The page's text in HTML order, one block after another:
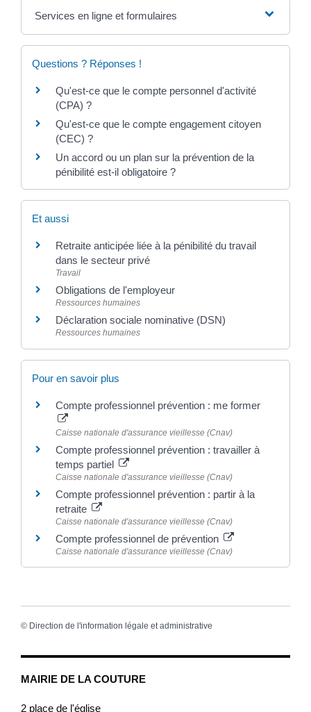
MAIRIE DE LA COUTURE
2 place de l'église
Services en ligne et formulaires
Questions ? Réponses !
Qu'est-ce que le compte personnel d'activité
(CPA) ?
Qu'est-ce que le compte engagement citoyen
(CEC) ?
Un accord ou un plan sur la prévention de la
pénibilité est-il obligatoire ?
Et aussi
Retraite anticipée liée à la pénibilité du travail
dans le secteur privé
Travail
Obligations de l'employeur
Ressources humaines
Déclaration sociale nominative (DSN)
Ressources humaines
Pour en savoir plus
Compte professionnel prévention : me former
Caisse nationale d'assurance vieillesse (Cnav)
Compte professionnel prévention : travailler à
temps partiel
Caisse nationale d'assurance vieillesse (Cnav)
Compte professionnel prévention : partir à la
retraite
Caisse nationale d'assurance vieillesse (Cnav)
Compte professionnel de prévention
Caisse nationale d'assurance vieillesse (Cnav)
© Direction de l'information légale et administrative